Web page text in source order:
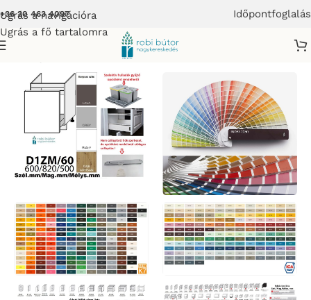
Ugrás a navigációra
Ugrás a fő tartalomra
+36 20 463 4097 Időpontfoglalás
LIVORNO KONYHABÚTOR MATT FRONTOS